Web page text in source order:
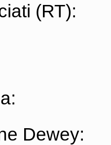
(RT):
Dewey: